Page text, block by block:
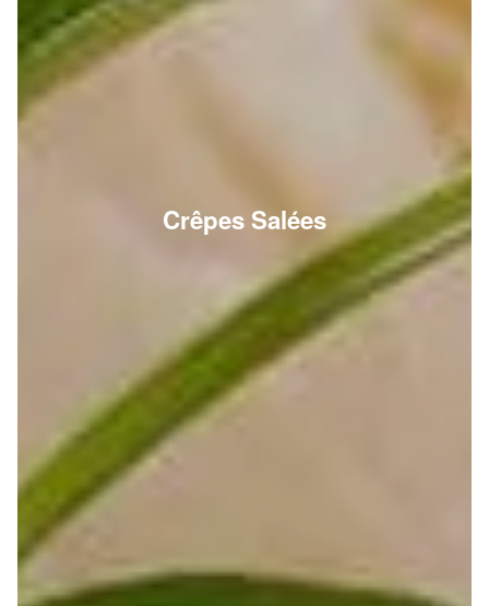
Crêpes Salées